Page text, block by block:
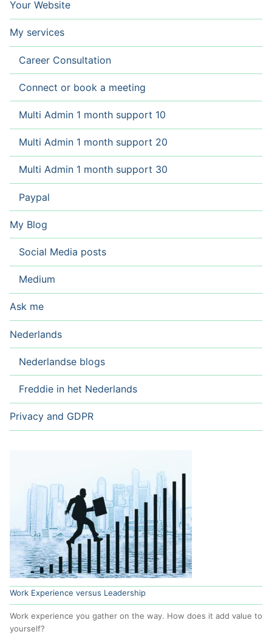
Your Website
My services
Career Consultation
Connect or book a meeting
Multi Admin 1 month support 10
Multi Admin 1 month support 20
Multi Admin 1 month support 30
Paypal
My Blog
Social Media posts
Medium
Ask me
Nederlands
Nederlandse blogs
Freddie in het Nederlands
Privacy and GDPR
Work Experience versus Leadership
Work experience you gather on the way. How does it add value to
yourself?